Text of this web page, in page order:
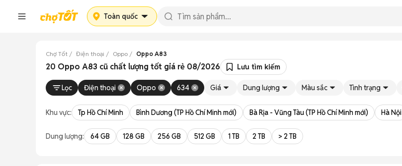
Toàn quốc
Chợ Tốt Điện thoại Oppo Oppo A83
20 Oppo A83 cũ chất lượng tốt giá rẻ 08/2026 Lưu tìm kiếm
Lọc Điện thoại Oppo 634 Giá Dung lượng Màu sắc Tình trạng
Khu vực: Tp Hồ Chí Minh Bình Dương (TP Hồ Chí Minh mới) Bà Rịa - Vũng Tàu (TP Hồ Chí Minh mới) Hà Nội
Dung lượng: 64 GB 128 GB 256 GB 512 GB 1 TB 2 TB > 2 TB